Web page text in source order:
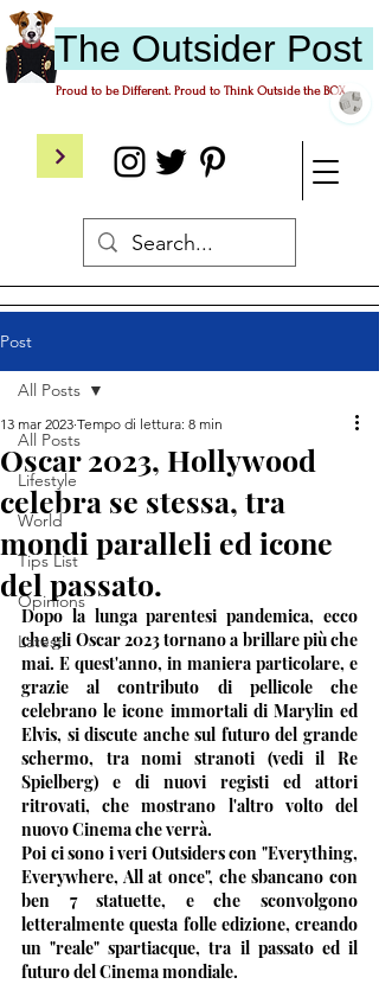
Proud to be Different. Proud to Think Outside the BOX.
The Outsider Post
Post
All Posts
Lifestyle
World
Tips List
Opinions
Latest
All Posts
Oscar 2023, Hollywood
celebra se stessa, tra
mondi paralleli ed icone
del passato.
13 mar 2023 Tempo di lettura: 8 min
Dopo la lunga parentesi pandemica, ecco
che gli Oscar 2023 tornano a brillare più che
mai. E quest'anno, in maniera particolare, e
grazie al contributo di pellicole che
celebrano le icone immortali di Marylin ed
Elvis, si discute anche sul futuro del grande
schermo, tra nomi stranoti (vedi il Re
Spielberg) e di nuovi registi ed attori
ritrovati, che mostrano l'altro volto del
nuovo Cinema che verrà.
Poi ci sono i veri Outsiders con "Everything,
Everywhere, All at once", che sbancano con
ben 7 statuette, e che sconvolgono
letteralmente questa folle edizione, creando
un "reale" spartiacque, tra il passato ed il
futuro del Cinema mondiale.